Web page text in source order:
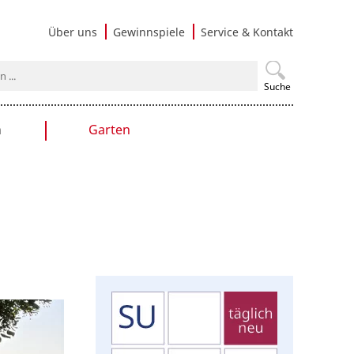
Über uns Gewinnspiele Service & Kontakt
Suche
Garten